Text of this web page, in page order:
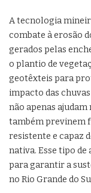
A tecnologia
combate à erosão
gerados pelas
o plantio de
geotêxteis para
impacto das chuvas
não apenas ajudam
também previnem
resistente e capaz
nativa. Esse tipo de
para garantir a
no Rio Grande do